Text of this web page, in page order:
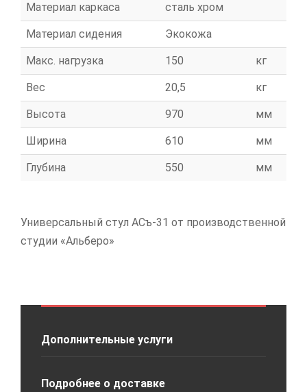
Материал каркаса сталь хром
Материал сидения Экокожа
Макс. нагрузка 150 кг
Вес 20,5 кг
Высота 970 мм
Ширина 610 мм
Глубина 550 мм
Универсальный стул АСъ-31 от производственной
студии «Альберо»
Дополнительные услуги
Подробнее о доставке